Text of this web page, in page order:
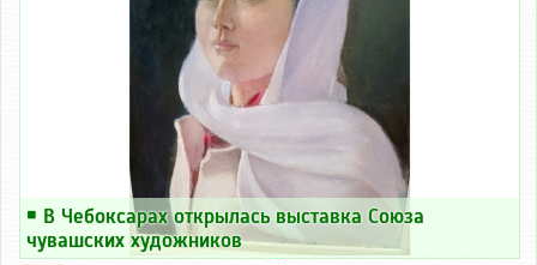
￭ В Чебоксарах открылась выставка Союза
чувашских художников